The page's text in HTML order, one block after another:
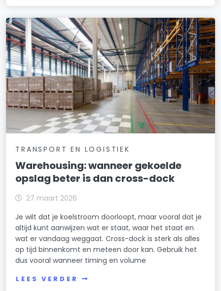
TRANSPORT EN LOGISTIEK
Warehousing: wanneer gekoelde
opslag beter is dan cross-dock
27 maart 2026
Je wilt dat je koelstroom doorloopt, maar vooral dat je
altijd kunt aanwijzen wat er staat, waar het staat en
wat er vandaag weggaat. Cross-dock is sterk als alles
op tijd binnenkomt en meteen door kan. Gebruik het
dus vooral wanneer timing en volume
LEES VERDER